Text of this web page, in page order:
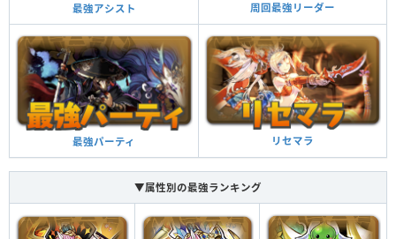
最強アシスト 周回最強リーダー
最強パーティ リセマラ
▼属性別の最強ランキング